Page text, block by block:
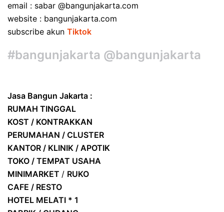
email : sabar @bangunjakarta.com
website : bangunjakarta.com
subscribe akun Tiktok
#bangunjakarta @bangunjakarta
Jasa Bangun Jakarta :
RUMAH TINGGAL
KOST / KONTRAKKAN
PERUMAHAN / CLUSTER
KANTOR / KLINIK / APOTIK
TOKO / TEMPAT USAHA
MINIMARKET / RUKO
CAFE / RESTO
HOTEL MELATI * 1